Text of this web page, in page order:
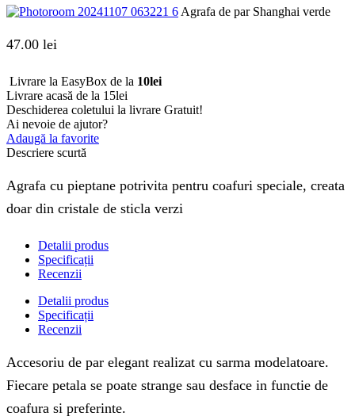
Agrafa de par Shanghai verde
47.00 lei
Livrare la EasyBox de la 10lei
Livrare acasă de la 15lei
Deschiderea coletului la livrare Gratuit!
Ai nevoie de ajutor?
Adaugă la favorite
Descriere scurtă
Agrafa cu pieptane potrivita pentru coafuri speciale, creata
doar din cristale de sticla verzi
Detalii produs
Specificații
Recenzii
Detalii produs
Specificații
Recenzii
Accesoriu de par elegant realizat cu sarma modelatoare.
Fiecare petala se poate strange sau desface in functie de
coafura si preferinte.